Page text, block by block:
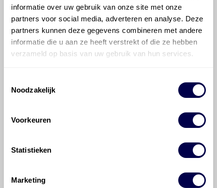
informatie over uw gebruik van onze site met onze
partners voor social media, adverteren en analyse. Deze
partners kunnen deze gegevens combineren met andere
informatie die u aan ze heeft verstrekt of die ze hebben
verzameld op basis van uw gebruik van hun services.
Noodzakelijk
Voorkeuren
Statistieken
Marketing
Welke motorolie adviseert Den Hartog
voor de Toyota RAV4 RAV4 2.0 VVT-i
AWD?
Hoeveel motorolie gaat er in een
RAV4 is productadvies beschikbaar?